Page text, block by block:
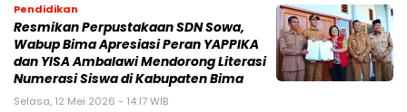
Pendidikan
Resmikan Perpustakaan SDN Sowa,
Wabup Bima Apresiasi Peran YAPPIKA
dan YISA Ambalawi Mendorong Literasi
Numerasi Siswa di Kabupaten Bima
Selasa, 12 Mei 2026 - 14:17 WIB